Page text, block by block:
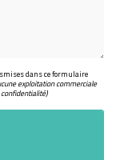
dans ce formulaire
exploitation commerciale
)